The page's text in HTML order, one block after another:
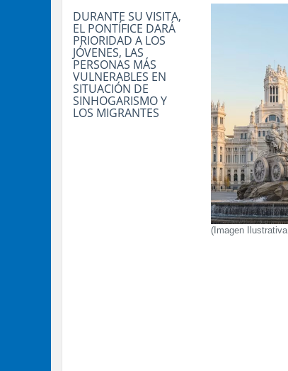
(Imagen
DURANTE SU VISITA,
EL PONTÍFICE DARÁ
PRIORIDAD A LOS
JÓVENES, LAS
PERSONAS MÁS
VULNERABLES EN
SITUACIÓN DE
SINHOGARISMO Y
LOS MIGRANTES